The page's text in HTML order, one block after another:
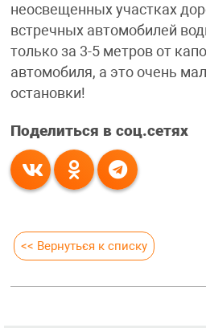
неосвещенных участках
встречных автомобилей
только за 3-5 метров от
автомобиля, а это очень
остановки!
Поделиться в соц.сетях
<< Вернуться к списку